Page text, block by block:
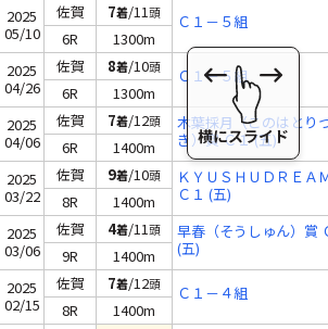
2025
05/10
佐賀 7着/11頭 Ｃ１－５組
6R
1300m
2025
04/26
佐賀 8着/10頭 Ｃ１－５組
6R
1300m
2025
04/06
佐賀 7着/12頭
木葉採月（このはとり
き）賞 Ｃ１ (五)
6R
1400m
2025
03/22
佐賀 9着/10頭
ＫＹＵＳＨＵＤＲＥＡ
Ｃ１ (五)
8R
1400m
2025
03/06
佐賀 4着/11頭
早春（そうしゅん）賞
(五)
9R
1400m
2025
02/15
佐賀 7着/12頭 Ｃ１－４組
8R
1400m